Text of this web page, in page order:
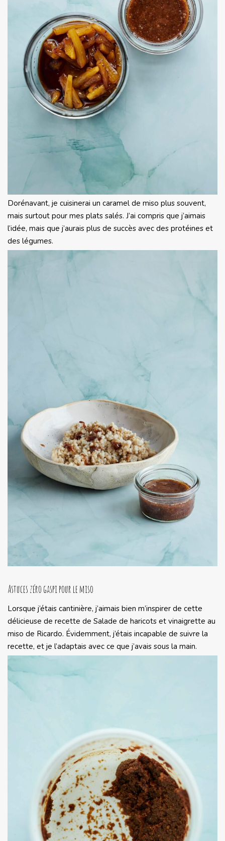
Dorénavant, je cuisinerai un caramel de miso plus souvent,
mais surtout pour mes plats salés. J’ai compris que j’aimais
l’idée, mais que j’aurais plus de succès avec des protéines et
des légumes.
Astuces zéro gaspi pour le miso
Lorsque j’étais cantinière, j’aimais bien m’inspirer de cette
délicieuse de recette de Salade de haricots et vinaigrette au
miso de Ricardo. Évidemment, j’étais incapable de suivre la
recette, et je l’adaptais avec ce que j’avais sous la main.